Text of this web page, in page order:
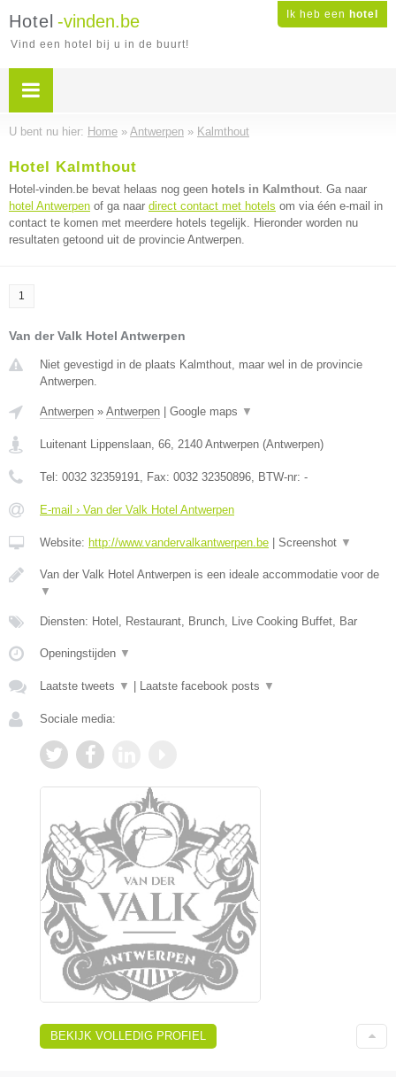
Ik heb een hotel
Hotel -vinden.be
Vind een hotel bij u in de buurt!
U bent nu hier: Home » Antwerpen » Kalmthout
Hotel Kalmthout
Hotel-vinden.be bevat helaas nog geen hotels in Kalmthout. Ga naar
hotel Antwerpen of ga naar direct contact met hotels om via één e-mail in
contact te komen met meerdere hotels tegelijk. Hieronder worden nu
resultaten getoond uit de provincie Antwerpen.
1
Van der Valk Hotel Antwerpen
Niet gevestigd in de plaats Kalmthout, maar wel in de provincie
Antwerpen.
Antwerpen » Antwerpen Google maps ▼
Luitenant Lippenslaan, 66, 2140 Antwerpen (Antwerpen)
Tel: 0032 32359191, Fax: 0032 32350896, BTW-nr: -
E-mail › Van der Valk Hotel Antwerpen
Website: http://www.vandervalkantwerpen.be Screenshot ▼
Van der Valk Hotel Antwerpen is een ideale accommodatie voor de
▼
Diensten: Hotel, Restaurant, Brunch, Live Cooking Buffet, Bar
Openingstijden ▼
Laatste tweets ▼ Laatste facebook posts ▼
Sociale media:
BEKIJK VOLLEDIG PROFIEL